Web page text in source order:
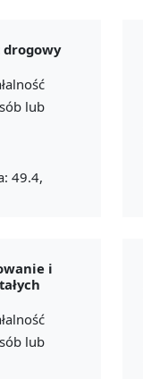
lub
49.4,
i
lub